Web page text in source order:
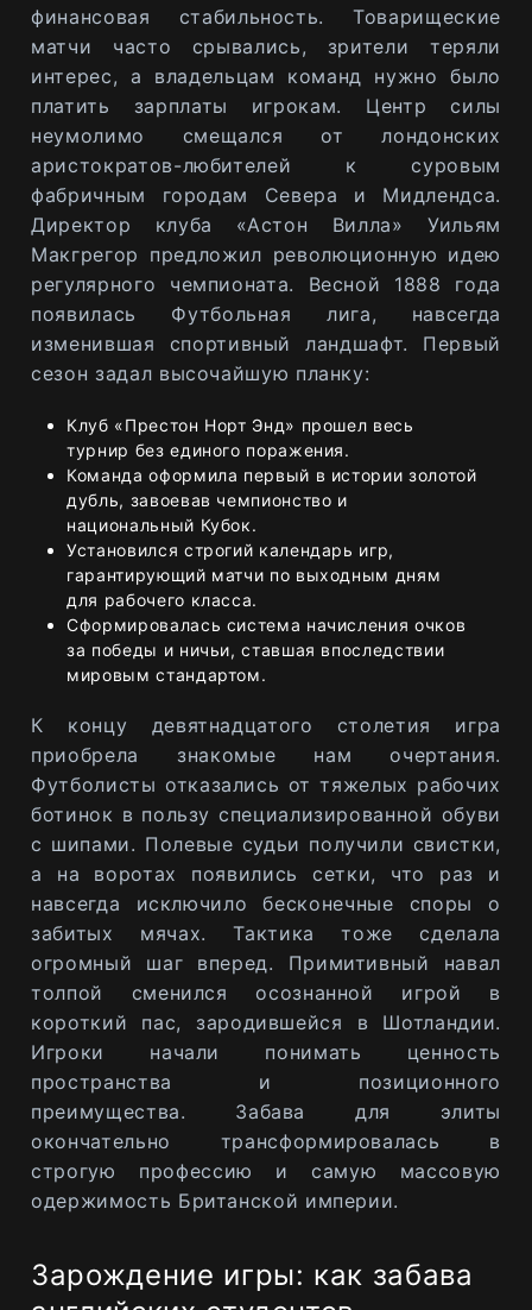
финансовая стабильность. Товарищеские
матчи часто срывались, зрители теряли
интерес, а владельцам команд нужно было
платить зарплаты игрокам. Центр силы
неумолимо смещался от лондонских
аристократов-любителей к суровым
фабричным городам Севера и Мидлендса.
Директор клуба «Астон Вилла» Уильям
Макгрегор предложил революционную идею
регулярного чемпионата. Весной 1888 года
появилась Футбольная лига, навсегда
изменившая спортивный ландшафт. Первый
сезон задал высочайшую планку:
Клуб «Престон Норт Энд» прошел весь
турнир без единого поражения.
Команда оформила первый в истории золотой
дубль, завоевав чемпионство и
национальный Кубок.
Установился строгий календарь игр,
гарантирующий матчи по выходным дням
для рабочего класса.
Сформировалась система начисления очков
за победы и ничьи, ставшая впоследствии
мировым стандартом.
К концу девятнадцатого столетия игра
приобрела знакомые нам очертания.
Футболисты отказались от тяжелых рабочих
ботинок в пользу специализированной обуви
с шипами. Полевые судьи получили свистки,
а на воротах появились сетки, что раз и
навсегда исключило бесконечные споры о
забитых мячах. Тактика тоже сделала
огромный шаг вперед. Примитивный навал
толпой сменился осознанной игрой в
короткий пас, зародившейся в Шотландии.
Игроки начали понимать ценность
пространства и позиционного
преимущества. Забава для элиты
окончательно трансформировалась в
строгую профессию и самую массовую
одержимость Британской империи.
Зарождение игры: как забава